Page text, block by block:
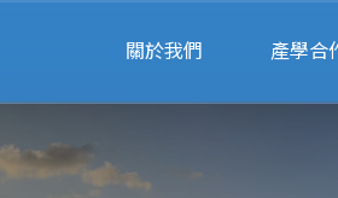
關於我們 產學合